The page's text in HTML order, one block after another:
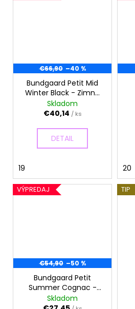
€66,90 –40 %
Bundgaard Petit Mid
Winter Black - Zimné
topánky
Skladom
€40,14 / ks
DETAIL
19 20
VÝPREDAJ
€54,90 –50 %
Bundgaard Petit
Summer Cognac -
Sandálky
Skladom
TIP